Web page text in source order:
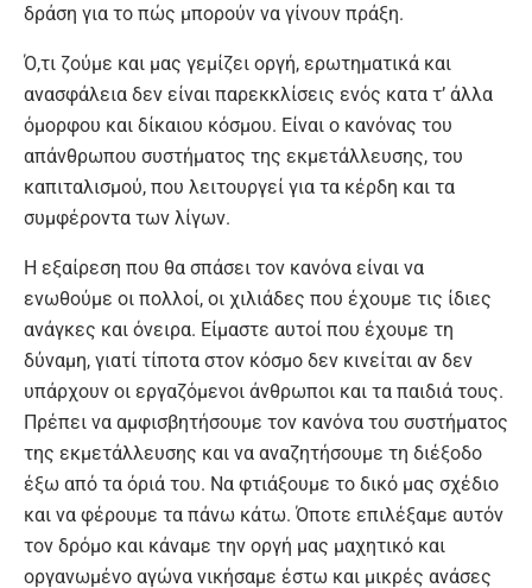
δράση για το πώς μπορούν να γίνουν πράξη.
Ό,τι ζούμε και μας γεμίζει οργή, ερωτηματικά και
ανασφάλεια δεν είναι παρεκκλίσεις ενός κατα τ’ άλλα
όμορφου και δίκαιου κόσμου. Είναι ο κανόνας του
απάνθρωπου συστήματος της εκμετάλλευσης, του
καπιταλισμού, που λειτουργεί για τα κέρδη και τα
συμφέροντα των λίγων.
Η εξαίρεση που θα σπάσει τον κανόνα είναι να
ενωθούμε οι πολλοί, οι χιλιάδες που έχουμε τις ίδιες
ανάγκες και όνειρα. Είμαστε αυτοί που έχουμε τη
δύναμη, γιατί τίποτα στον κόσμο δεν κινείται αν δεν
υπάρχουν οι εργαζόμενοι άνθρωποι και τα παιδιά τους.
Πρέπει να αμφισβητήσουμε τον κανόνα του συστήματος
της εκμετάλλευσης και να αναζητήσουμε τη διέξοδο
έξω από τα όριά του. Να φτιάξουμε το δικό μας σχέδιο
και να φέρουμε τα πάνω κάτω. Όποτε επιλέξαμε αυτόν
τον δρόμο και κάναμε την οργή μας μαχητικό και
οργανωμένο αγώνα νικήσαμε έστω και μικρές ανάσες